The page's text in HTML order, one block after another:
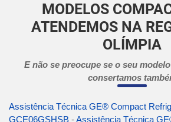
MODELOS
ATENDEMOS NA
OLÍMPIA
E não se preocupe se o seu
consertamos
Assistência Técnica GE® Compact
GCE06GSHSB -Assistência Técnica